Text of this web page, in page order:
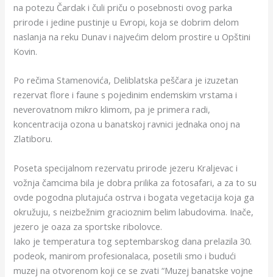
na potezu Čardak i čuli priču o posebnosti ovog parka
prirode i jedine pustinje u Evropi, koja se dobrim delom
naslanja na reku Dunav i najvećim delom prostire u Opštini
Kovin.
Po rečima Stamenovića, Deliblatska peščara je izuzetan
rezervat flore i faune s pojedinim endemskim vrstama i
neverovatnom mikro klimom, pa je primera radi,
koncentracija ozona u banatskoj ravnici jednaka onoj na
Zlatiboru.
Poseta specijalnom rezervatu prirode jezeru Kraljevac i
vožnja čamcima bila je dobra prilika za fotosafari, a za to su
ovde pogodna plutajuća ostrva i bogata vegetacija koja ga
okružuju, s neizbežnim gracioznim belim labudovima. Inače,
jezero je oaza za sportske ribolovce.
Iako je temperatura tog septembarskog dana prelazila 30.
podeok, manirom profesionalaca, posetili smo i budući
muzej na otvorenom koji ce se zvati “Muzej banatske vojne